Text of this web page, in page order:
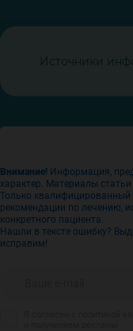
Источники
ФИЗИЧЕСКОЕ
fizicheskoe-
Телевизор,
// Материал
образования
https://
obraz-zhizni/
Внимание! Информация,
характер. Материалы
Только квалифицированный
рекомендации по лечению,
конкретного пациента.
Нашли в тексте ошибку?
исправим!